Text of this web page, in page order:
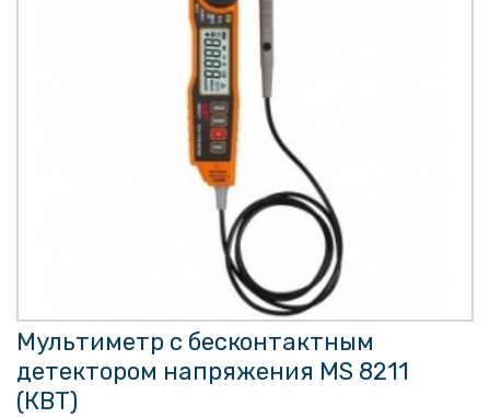
Мультиметр с бесконтактным
детектором напряжения MS 8211
(КВТ)